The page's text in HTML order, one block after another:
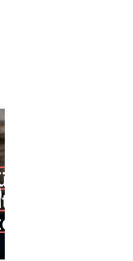
utol Pócs
jogának